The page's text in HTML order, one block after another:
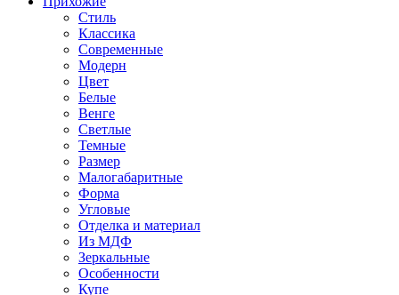
Стиль
Классика
Современные
Модерн
Цвет
Белые
Венге
Светлые
Темные
Размер
Малогабаритные
Форма
Угловые
Отделка и материал
Из МДФ
Зеркальные
Особенности
Купе